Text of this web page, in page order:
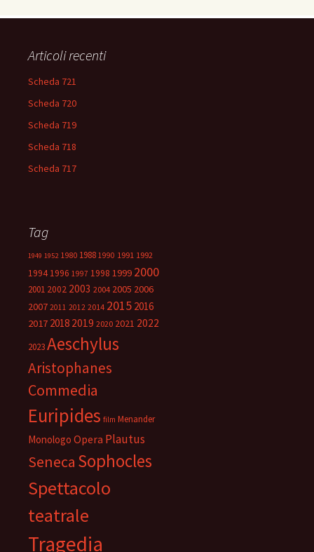
Articoli recenti
Scheda 721
Scheda 720
Scheda 719
Scheda 718
Scheda 717
Tag
1949 1952 1980 1988 1990 1991 1992
1994 1996 1997 1998 1999 2000
2001 2002 2003 2004 2005 2006
2007 2011 2012 2014 2015 2016
2017 2018 2019 2020 2021 2022
2023Aeschylus
Aristophanes
Commedia
Euripides film Menander
Monologo Opera Plautus
Seneca Sophocles
Spettacolo
teatrale
Tragedia